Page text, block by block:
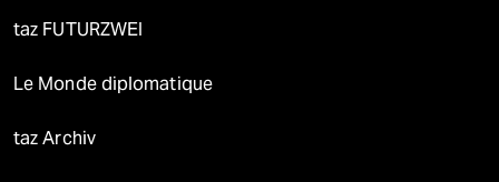
taz FUTURZWEI
Le Monde diplomatique
taz Archiv